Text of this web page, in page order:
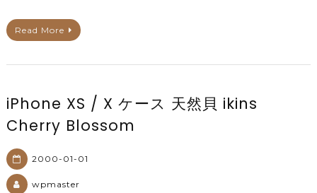
Read More
iPhone XS / X ケース 天然貝 ikins
Cherry Blossom
2000-01-01
wpmaster